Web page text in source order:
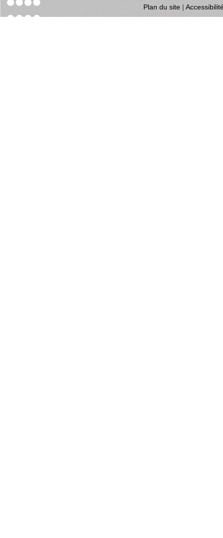
Plan du site|